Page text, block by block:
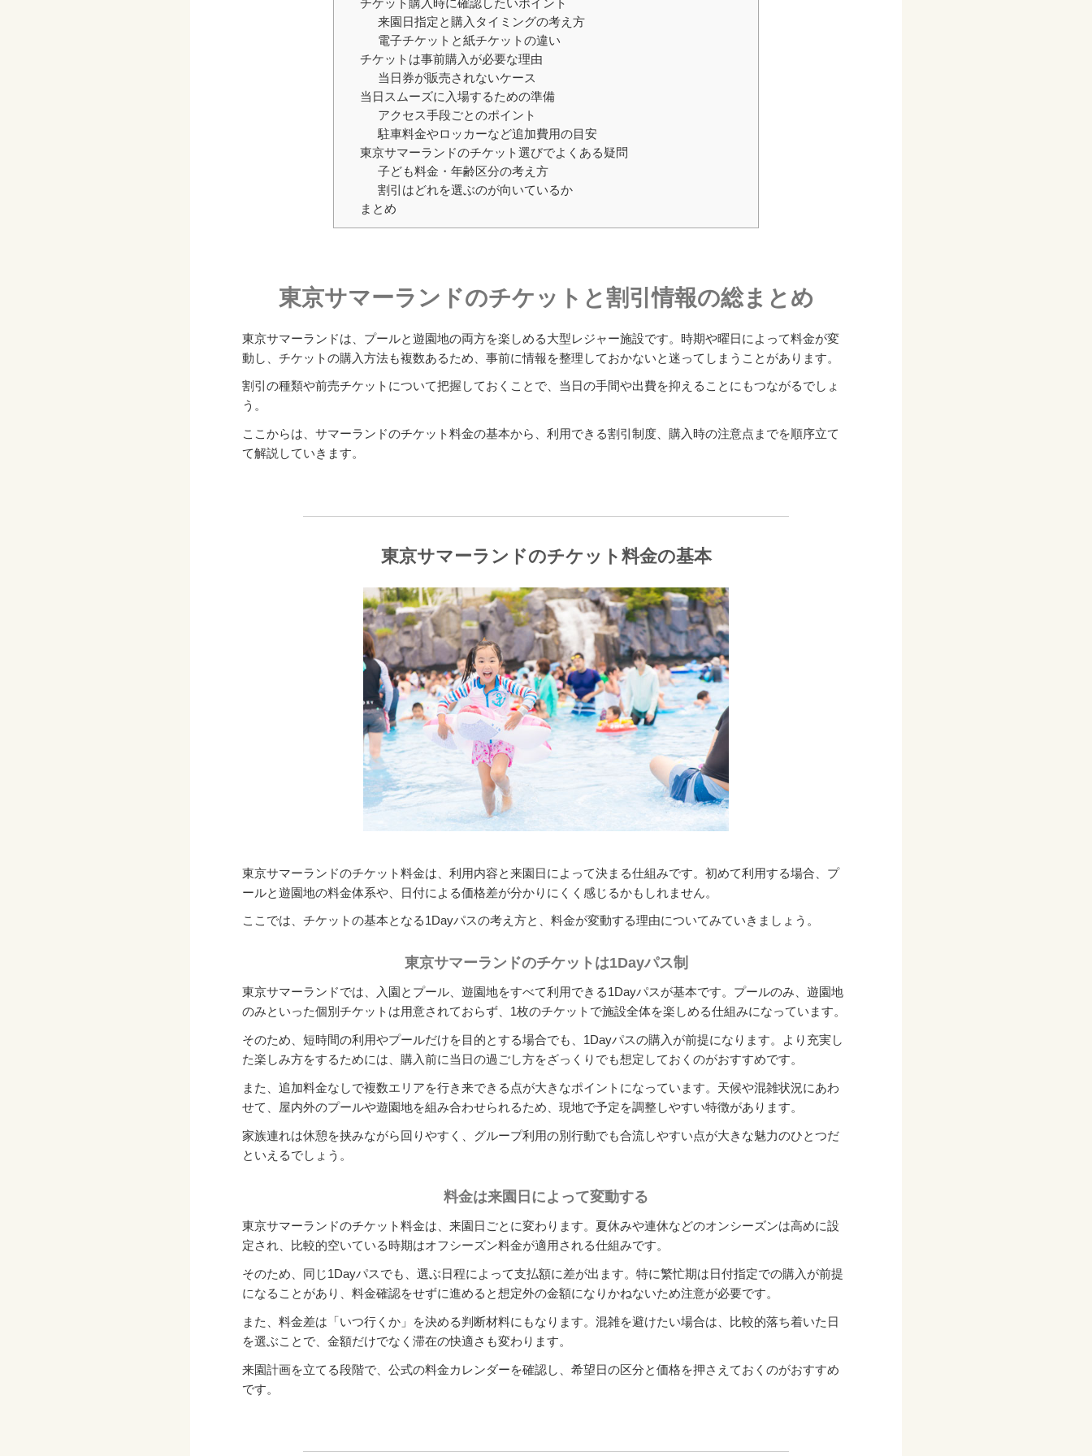
チケット購入時に確認したいポイント
来園日指定と購入タイミングの考え方
電子チケットと紙チケットの違い
チケットは事前購入が必要な理由
当日券が販売されないケース
当日スムーズに入場するための準備
アクセス手段ごとのポイント
駐車料金やロッカーなど追加費用の目安
東京サマーランドのチケット選びでよくある疑問
子ども料金・年齢区分の考え方
割引はどれを選ぶのが向いているか
まとめ
東京サマーランドのチケットと割引情報の総まとめ
東京サマーランドは、プールと遊園地の両方を楽しめる大型レジャー施設です。時期や曜日によって料金が変
動し、チケットの購入方法も複数あるため、事前に情報を整理しておかないと迷ってしまうことがあります。
割引の種類や前売チケットについて把握しておくことで、当日の手間や出費を抑えることにもつながるでしょ
う。
ここからは、サマーランドのチケット料金の基本から、利用できる割引制度、購入時の注意点までを順序立て
て解説していきます。
東京サマーランドのチケット料金の基本
東京サマーランドのチケット料金は、利用内容と来園日によって決まる仕組みです。初めて利用する場合、プ
ールと遊園地の料金体系や、日付による価格差が分かりにくく感じるかもしれません。
ここでは、チケットの基本となる1Dayパスの考え方と、料金が変動する理由についてみていきましょう。
東京サマーランドのチケットは1Dayパス制
東京サマーランドでは、入園とプール、遊園地をすべて利用できる1Dayパスが基本です。プールのみ、遊園地
のみといった個別チケットは用意されておらず、1枚のチケットで施設全体を楽しめる仕組みになっています。
そのため、短時間の利用やプールだけを目的とする場合でも、1Dayパスの購入が前提になります。より充実し
た楽しみ方をするためには、購入前に当日の過ごし方をざっくりでも想定しておくのがおすすめです。
また、追加料金なしで複数エリアを行き来できる点が大きなポイントになっています。天候や混雑状況にあわ
せて、屋内外のプールや遊園地を組み合わせられるため、現地で予定を調整しやすい特徴があります。
家族連れは休憩を挟みながら回りやすく、グループ利用の別行動でも合流しやすい点が大きな魅力のひとつだ
といえるでしょう。
料金は来園日によって変動する
東京サマーランドのチケット料金は、来園日ごとに変わります。夏休みや連休などのオンシーズンは高めに設
定され、比較的空いている時期はオフシーズン料金が適用される仕組みです。
そのため、同じ1Dayパスでも、選ぶ日程によって支払額に差が出ます。特に繁忙期は日付指定での購入が前提
になることがあり、料金確認をせずに進めると想定外の金額になりかねないため注意が必要です。
また、料金差は「いつ行くか」を決める判断材料にもなります。混雑を避けたい場合は、比較的落ち着いた日
を選ぶことで、金額だけでなく滞在の快適さも変わります。
来園計画を立てる段階で、公式の料金カレンダーを確認し、希望日の区分と価格を押さえておくのがおすすめ
です。